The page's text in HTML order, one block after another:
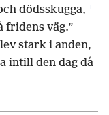
dödsskugga, +
väg.”
stark i anden,
intill den dag då